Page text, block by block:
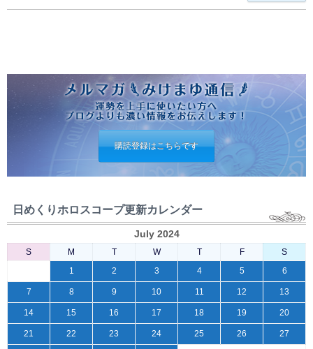
購読登録はこちらです
日めくりホロスコープ更新カレンダー
July 2024
S M T W T F
S
1
2 3 4 5 6
7 8 9 10 11 12 13
14 15 16 17 18 19 20
21 22 23 24 25 26 27